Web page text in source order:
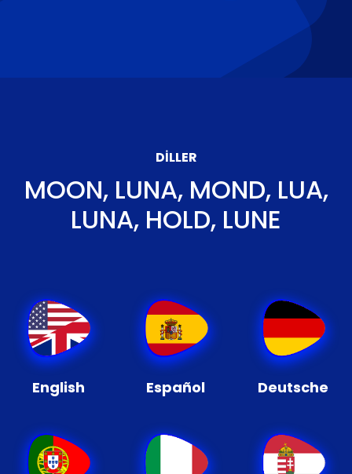
DILLER
MOON, LUNA, MOND, LUA,
LUNA, HOLD, LUNE
English Español Deutsche